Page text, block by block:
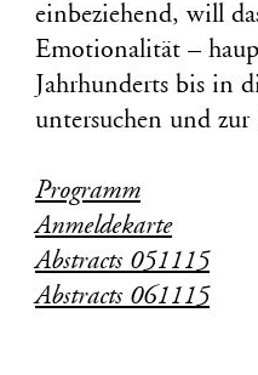
einbeziehend, will
Emotionalität –
Jahrhunderts bis in
untersuchen und
Programm
Anmeldekarte
Abstracts 051115
Abstracts 061115